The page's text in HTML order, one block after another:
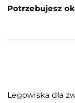
Potrzebujesz
Legowiska dla